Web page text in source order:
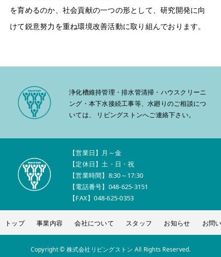
を育めるのか、社会貢献の一つの形として、研究開発に向
けて鋭意努力を重ね環境改善活動に取り組んでおります。
浄化槽維持管理・排水管清掃・ハウスクリーニ
ング・本下水接続工事等、水廻りのご相談につ
いては、 リビングストンへご連絡下さい。
【営業日】月～金
【定休日】土・日・祝
【営業時間】8:30～17:30
【電話番号】048-625-3151
【FAX】048-625-0353
トップ 事業内容 会社について スタッフ お知らせ お問
Copyright © 株式会社リビングストン All Rights Reserved.